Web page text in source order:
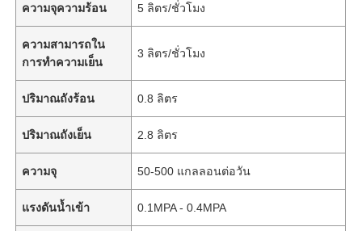
ความจุความร้อน 5 ลิตร/ชั่วโมง
ความสามารถใน
การทำความเย็น
3 ลิตร/ชั่วโมง
ปริมาณถังร้อน 0.8 ลิตร
ปริมาณถังเย็น 2.8 ลิตร
ความจุ 50-500 แกลลอนต่อวัน
แรงดันน้ำเข้า 0.1MPA - 0.4MPA